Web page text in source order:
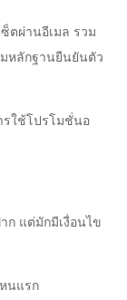
ตผ่านอีเมล รวม
หลักฐานยืนยันตัว
รใช้โปรโมชั่นอ
ก แต่มักมีเงื่อนไข
นแรก